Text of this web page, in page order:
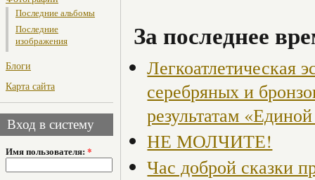
Последние альбомы
Последние
изображения
Блоги
Карта сайта
Вход в систему
Имя пользователя: *
За последнее
Легкоатлетическая
серебряных и
результатам
НЕ МОЛЧИТЕ!
Час доброй сказки